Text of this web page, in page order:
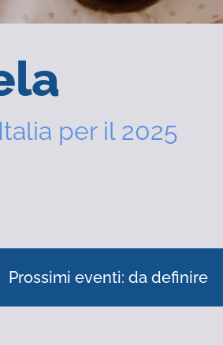
per il 2025
Prossimi eventi: da definire